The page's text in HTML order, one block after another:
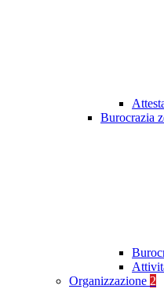
Burocrazia
Organizzazione 2